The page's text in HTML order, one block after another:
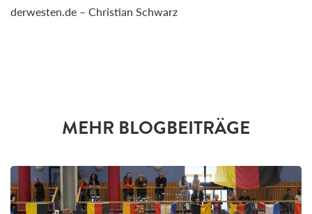
derwesten.de – Christian Schwarz
MEHR BLOGBEITRÄGE